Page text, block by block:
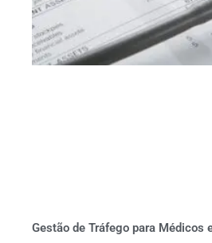
Gestão de Tráfego para Médicos